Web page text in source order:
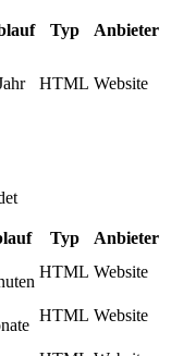
Typ Anbieter
HTML Website
Typ
Anbieter
HTML Website
HTML Website